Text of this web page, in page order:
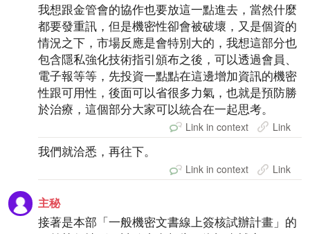
我想跟金管會的協作也要放這一點進去，當然什麼
都要發重訊，但是機密性卻會被破壞，又是個資的
情況之下，市場反應是會特別大的，我想這部分也
包含隱私強化技術指引頒布之後，可以透過會員、
電子報等等，先投資一點點在這邊增加資訊的機密
性跟可用性，後面可以省很多力氣，也就是預防勝
於治療，這個部分大家可以統合在一起思考。
Link in context Link
我們就洽悉，再往下。
Link in context Link
主秘
接著是本部「一般機密文書線上簽核試辦計畫」的